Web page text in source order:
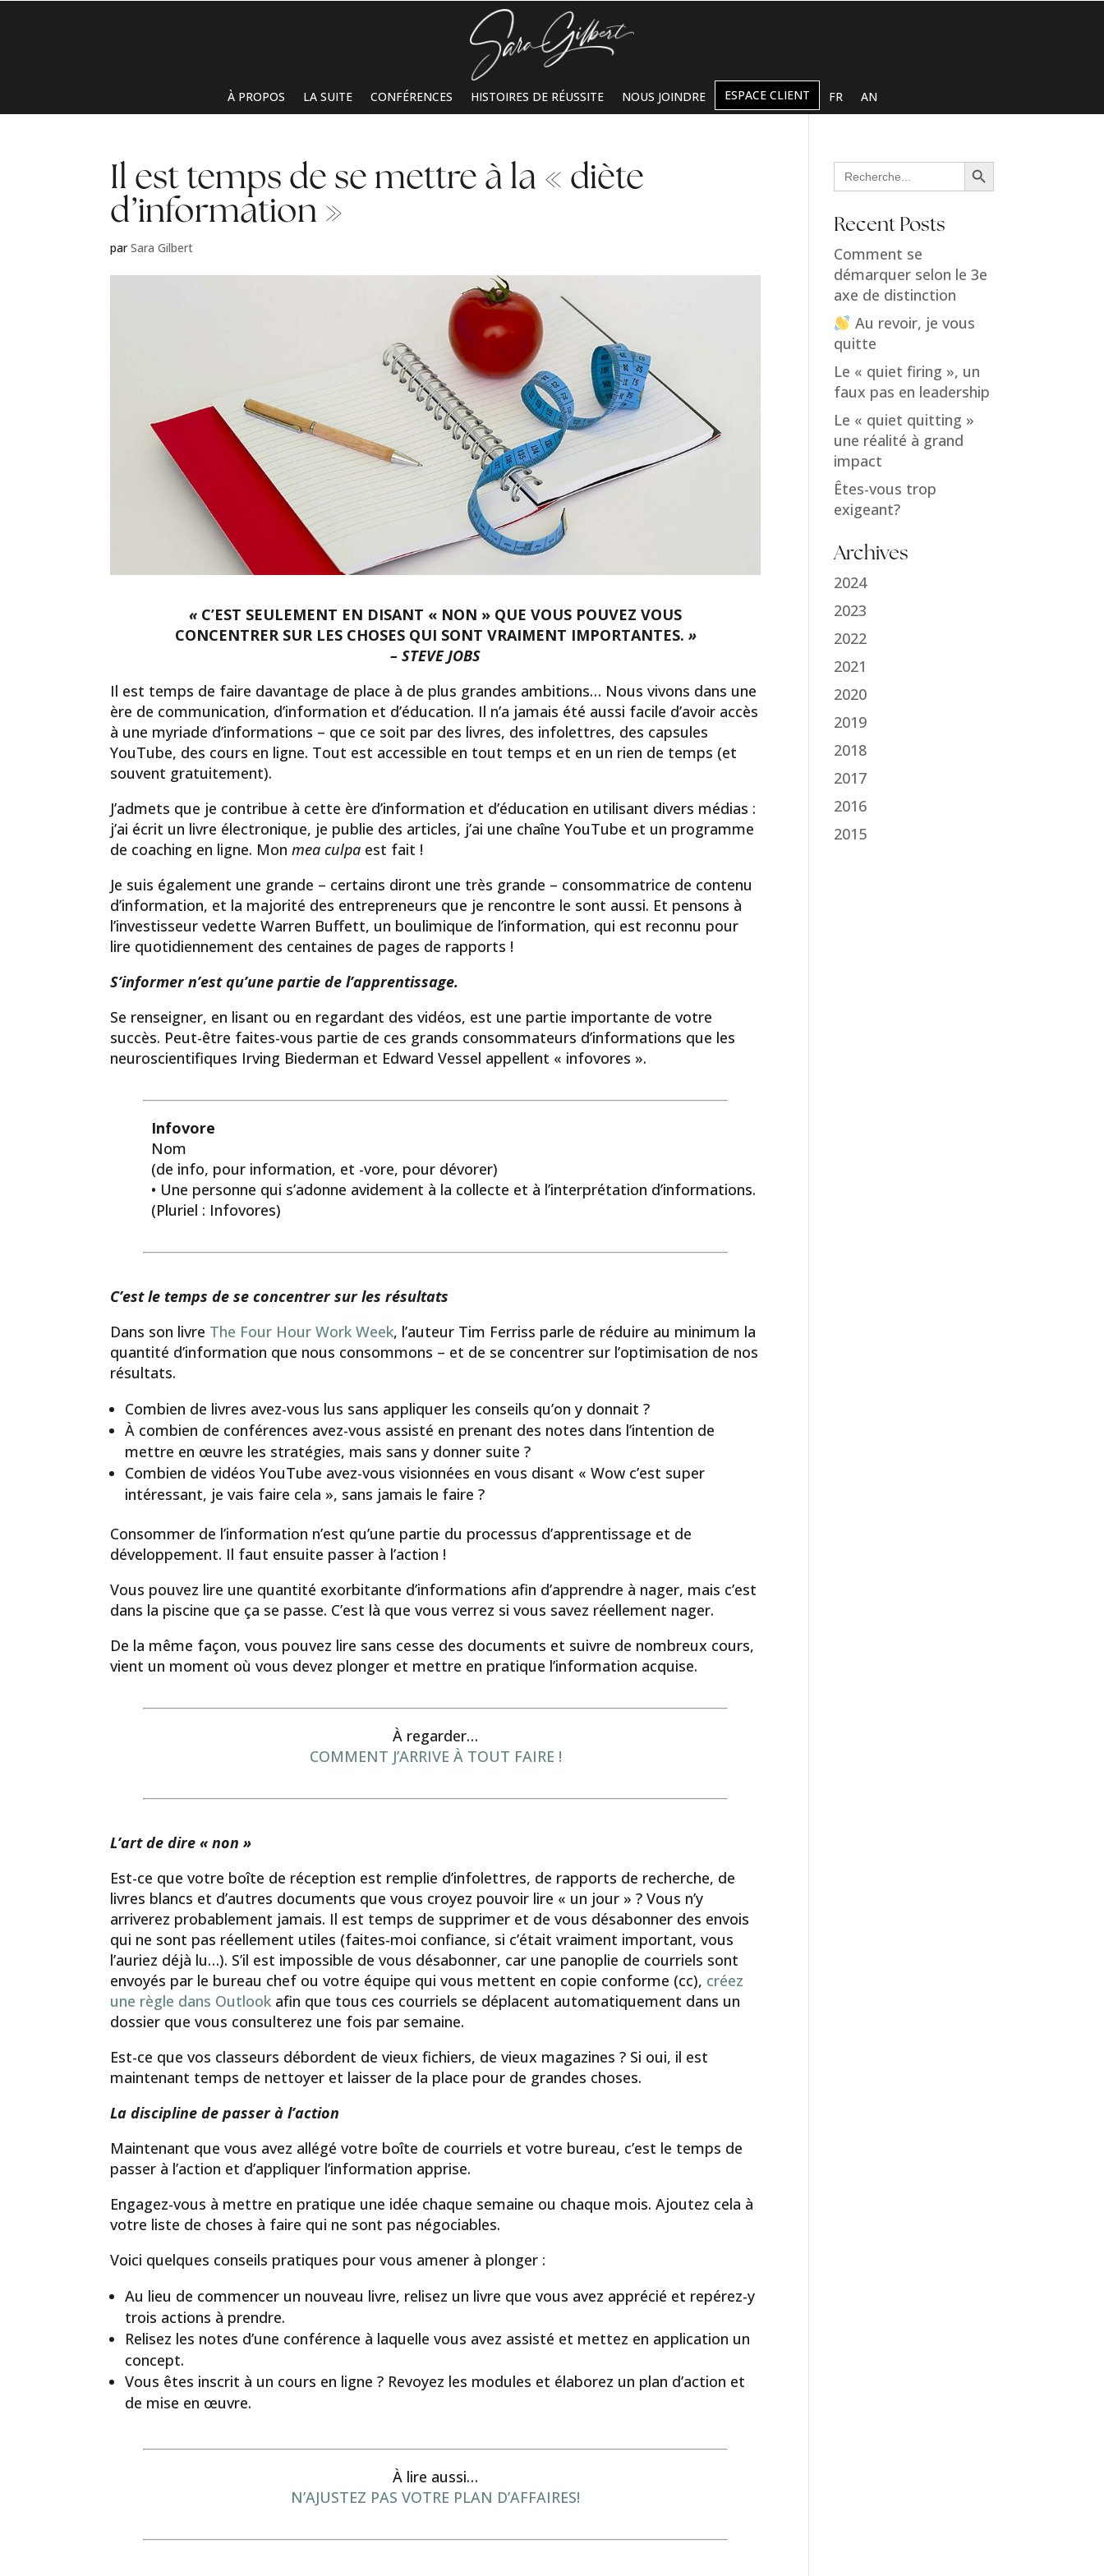
À PROPOS LA SUITE CONFÉRENCES HISTOIRES DE RÉUSSITE NOUS JOINDRE ESPACE CLIENT FR AN
Il est temps de se mettre à la « diète
d’information »
parSara Gilbert
« C’EST SEULEMENT EN DISANT « NON » QUE VOUS POUVEZ VOUS
CONCENTRER SUR LES CHOSES QUI SONT VRAIMENT IMPORTANTES. »
– STEVE JOBS
Il est temps de faire davantage de place à de plus grandes ambitions… Nous vivons dans une
ère de communication, d’information et d’éducation. Il n’a jamais été aussi facile d’avoir accès
à une myriade d’informations – que ce soit par des livres, des infolettres, des capsules
YouTube, des cours en ligne. Tout est accessible en tout temps et en un rien de temps (et
souvent gratuitement).
J’admets que je contribue à cette ère d’information et d’éducation en utilisant divers médias :
j’ai écrit un livre électronique, je publie des articles, j’ai une chaîne YouTube et un programme
de coaching en ligne. Monmea culpa est fait !
Je suis également une grande – certains diront une très grande – consommatrice de contenu
d’information, et la majorité des entrepreneurs que je rencontre le sont aussi. Et pensons à
l’investisseur vedette Warren Buffett, un boulimique de l’information, qui est reconnu pour
lire quotidiennement des centaines de pages de rapports !
S’informer n’est qu’une partie de l’apprentissage.
Se renseigner, en lisant ou en regardant des vidéos, est une partie importante de votre
succès. Peut-être faites-vous partie de ces grands consommateurs d’informations que les
neuroscientifiques Irving Biederman et Edward Vessel appellent « infovores ».
Infovore
Nom
(de info, pour information, et -vore, pour dévorer)
• Une personne qui s’adonne avidement à la collecte et à l’interprétation d’informations.
(Pluriel : Infovores)
C’est le temps de se concentrer sur les résultats
Dans son livre The Four Hour Work Week, l’auteur Tim Ferriss parle de réduire au minimum la
quantité d’information que nous consommons – et de se concentrer sur l’optimisation de nos
résultats.
Combien de livres avez-vous lus sans appliquer les conseils qu’on y donnait ?
À combien de conférences avez-vous assisté en prenant des notes dans l’intention de
mettre en œuvre les stratégies, mais sans y donner suite ?
Combien de vidéos YouTube avez-vous visionnées en vous disant « Wow c’est super
intéressant, je vais faire cela », sans jamais le faire ?
Consommer de l’information n’est qu’une partie du processus d’apprentissage et de
développement. Il faut ensuite passer à l’action !
Vous pouvez lire une quantité exorbitante d’informations afin d’apprendre à nager, mais c’est
dans la piscine que ça se passe. C’est là que vous verrez si vous savez réellement nager.
De la même façon, vous pouvez lire sans cesse des documents et suivre de nombreux cours,
vient un moment où vous devez plonger et mettre en pratique l’information acquise.
À regarder…
COMMENT J’ARRIVE À TOUT FAIRE !
L’art de dire « non »
Est-ce que votre boîte de réception est remplie d’infolettres, de rapports de recherche, de
livres blancs et d’autres documents que vous croyez pouvoir lire « un jour » ? Vous n’y
arriverez probablement jamais. Il est temps de supprimer et de vous désabonner des envois
qui ne sont pas réellement utiles (faites-moi confiance, si c’était vraiment important, vous
l’auriez déjà lu…). S’il est impossible de vous désabonner, car une panoplie de courriels sont
envoyés par le bureau chef ou votre équipe qui vous mettent en copie conforme (cc), créez
une règle dans Outlook afin que tous ces courriels se déplacent automatiquement dans un
dossier que vous consulterez une fois par semaine.
Est-ce que vos classeurs débordent de vieux fichiers, de vieux magazines ? Si oui, il est
maintenant temps de nettoyer et laisser de la place pour de grandes choses.
La discipline de passer à l’action
Maintenant que vous avez allégé votre boîte de courriels et votre bureau, c’est le temps de
passer à l’action et d’appliquer l’information apprise.
Engagez-vous à mettre en pratique une idée chaque semaine ou chaque mois. Ajoutez cela à
votre liste de choses à faire qui ne sont pas négociables.
Voici quelques conseils pratiques pour vous amener à plonger :
Au lieu de commencer un nouveau livre, relisez un livre que vous avez apprécié et repérez-y
trois actions à prendre.
Relisez les notes d’une conférence à laquelle vous avez assisté et mettez en application un
concept.
Vous êtes inscrit à un cours en ligne ? Revoyez les modules et élaborez un plan d’action et
de mise en œuvre.
À lire aussi…
N’AJUSTEZ PAS VOTRE PLAN D’AFFAIRES!
Search
for:
Search Button
Recent Posts
Comment se
démarquer selon le 3e
axe de distinction
Au revoir, je vous
quitte
Le « quiet firing », un
faux pas en leadership
Le « quiet quitting »
une réalité à grand
impact
Êtes-vous trop
exigeant?
Archives
2024
2023
2022
2021
2020
2019
2018
2017
2016
2015